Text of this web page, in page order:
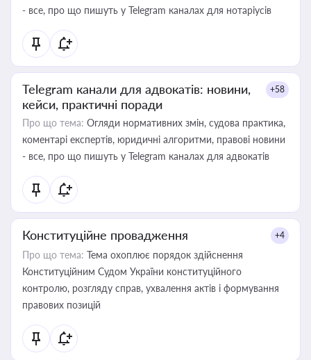
- все, про що пишуть у Telegram каналах для нотаріусів
Telegram канали для адвокатів: новини,
кейси, практичні поради
+58
Про що тема: Огляди нормативних змін, судова практика,
коментарі експертів, юридичні алгоритми, правові новини
- все, про що пишуть у Telegram каналах для адвокатів
Конституційне провадження +4
Про що тема: Тема охоплює порядок здійснення
Конституційним Судом України конституційного
контролю, розгляду справ, ухвалення актів і формування
правових позицій